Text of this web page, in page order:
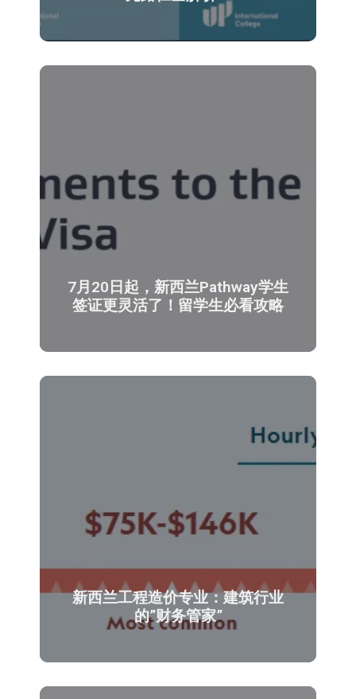
7月20日起，新西兰Pathway学生
签证更灵活了！留学生必看攻略
新西兰工程造价专业：建筑行业
的”财务管家”